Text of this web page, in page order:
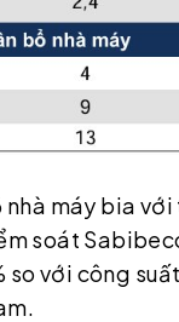
nhà máy bia
soát
với công